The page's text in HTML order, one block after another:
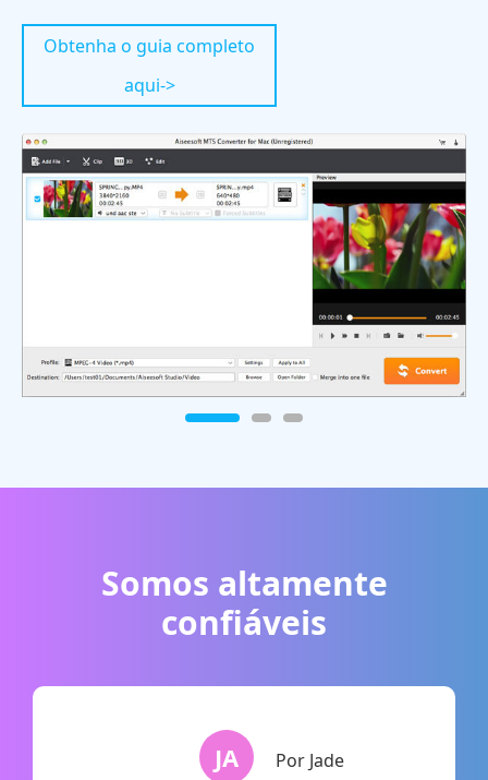
Obtenha o guia completo
aqui->
Somos altamente
confiáveis
JA Por Jade